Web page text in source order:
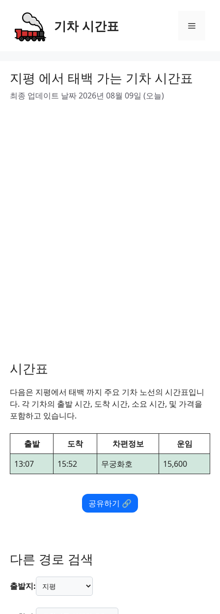
content
기차 시간표 Menu
지평 에서 태백 가는 기차 시간표
최종 업데이트 날짜 2026년 08월 09일 (오늘)
시간표
다음은 지평에서 태백 까지 주요 기차 노선의 시간표입니
다. 각 기차의 출발 시간, 도착 시간, 소요 시간, 및 가격을
포함하고 있습니다.
출발 도착 차편정보
운임
13:07
15:52 무궁화호 15,600
공유하기 🔗
다른 경로 검색
출발지: